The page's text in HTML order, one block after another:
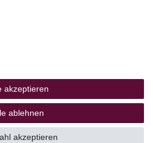
akzeptieren
ablehnen
akzeptieren